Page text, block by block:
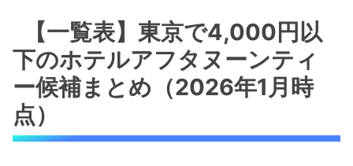
【一覧表】東京で4,000円以
下のホテルアフタヌーンティ
ー候補まとめ（2026年1月時
点）